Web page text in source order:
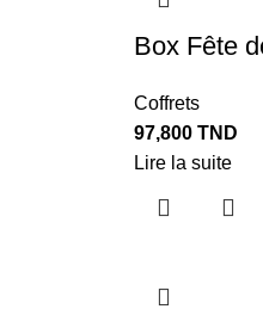
Box Fête
Coffrets
97,800 TND
Lire la suite